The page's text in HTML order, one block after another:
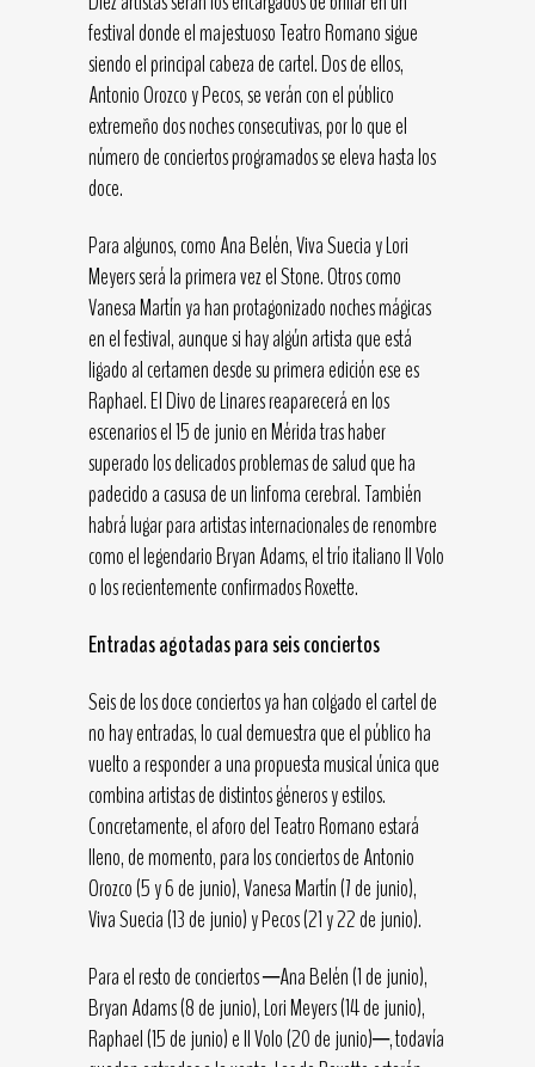
festival donde el majestuoso Teatro Romano sigue
siendo el principal cabeza de cartel. Dos de ellos,
Antonio Orozco y Pecos, se verán con el público
extremeño dos noches consecutivas, por lo que el
número de conciertos programados se eleva hasta los
doce.
Para algunos, como Ana Belén, Viva Suecia y Lori
Meyers será la primera vez el Stone. Otros como
Vanesa Martín ya han protagonizado noches mágicas
en el festival, aunque si hay algún artista que está
ligado al certamen desde su primera edición ese es
Raphael. El Divo de Linares reaparecerá en los
escenarios el 15 de junio en Mérida tras haber
superado los delicados problemas de salud que ha
padecido a casusa de un linfoma cerebral. También
habrá lugar para artistas internacionales de renombre
como el legendario Bryan Adams, el trío italiano Il Volo
o los recientemente confirmados Roxette.
Entradas agotadas para seis conciertos
Seis de los doce conciertos ya han colgado el cartel de
no hay entradas, lo cual demuestra que el público ha
vuelto a responder a una propuesta musical única que
combina artistas de distintos géneros y estilos.
Concretamente, el aforo del Teatro Romano estará
lleno, de momento, para los conciertos de Antonio
Orozco (5 y 6 de junio), Vanesa Martín (7 de junio),
Viva Suecia (13 de junio) y Pecos (21 y 22 de junio).
Para el resto de conciertos ─Ana Belén (1 de junio),
Bryan Adams (8 de junio), Lori Meyers (14 de junio),
Raphael (15 de junio) e Il Volo (20 de junio)─, todavía